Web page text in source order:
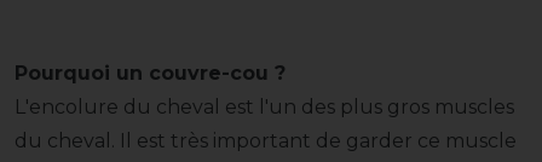
Pourquoi un couvre-cou ?
L'encolure du cheval est l'un des plus gros muscles
du cheval. Il est très important de garder ce muscle